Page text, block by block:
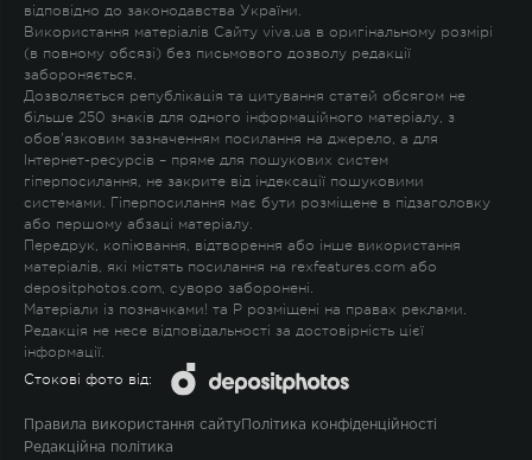
відповідно до законодавства України.
Використання матеріалів Сайту viva.ua в оригінальному розмірі
(в повному обсязі) без письмового дозволу редакції
забороняється.
Дозволяється републікація та цитування статей обсягом не
більше 250 знаків для одного інформаційного матеріалу, з
обов'язковим зазначенням посилання на джерело, а для
Інтернет-ресурсів – пряме для пошукових систем
гіперпосилання, не закрите від індексації пошуковими
системами. Гіперпосилання має бути розміщене в підзаголовку
або першому абзаці матеріалу.
Передрук, копіювання, відтворення або інше використання
матеріалів, які містять посилання на rexfeatures.com або
depositphotos.com, суворо заборонені.
Матеріали із позначками! та P розміщені на правах реклами.
Редакція не несе відповідальності за достовірність цієї
інформації.
Стокові фото від:
Правила використання сайту Політика конфіденційності
Редакційна політика